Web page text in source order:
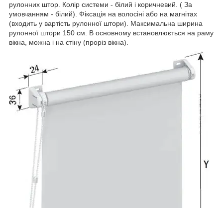
рулонних штор. Колір системи - білий і коричневий. ( За
умовчанням - білий). Фіксація на волосіні або на магнітах
(входить у вартість рулонної штори). Максимальна ширина
рулонної штори 150 см. В основному встановлюється на раму
вікна, можна і на стіну (проріз вікна).